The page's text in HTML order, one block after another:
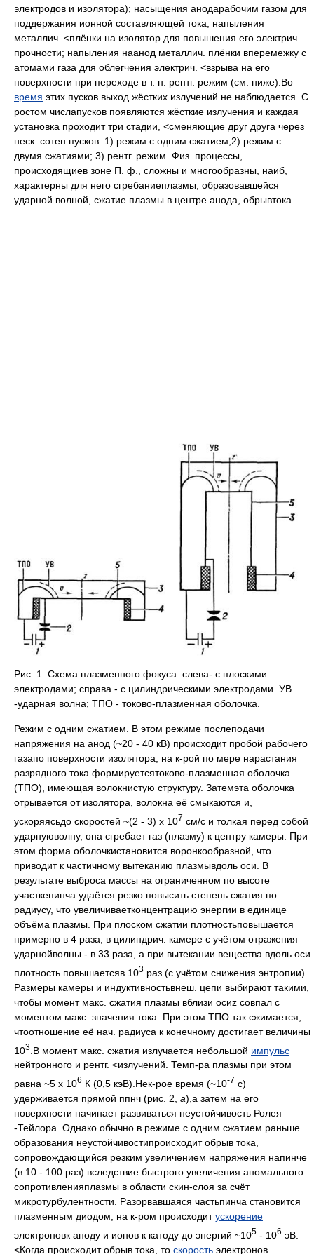
электродов и изолятора); насыщения анодарабочим газом для
поддержания ионной составляющей тока; напыления
металлич. <плёнки на изолятор для повышения его электрич.
прочности; напыления наанод металлич. плёнки вперемежку с
атомами газа для облегчения электрич. <взрыва на его
поверхности при переходе в т. н. рентг. режим (см. ниже).Во
время этих пусков выход жёстких излучений не наблюдается. С
ростом числапусков появляются жёсткие излучения и каждая
установка проходит три стадии, <сменяющие друг друга через
неск. сотен пусков: 1) режим с одним сжатием;2) режим с
двумя сжатиями; 3) рентг. режим. Физ. процессы,
происходящиев зоне П. ф., сложны и многообразны, наиб,
характерны для него сгребаниеплазмы, образовавшейся
ударной волной, сжатие плазмы в центре анода, обрывтока.
Рис. 1. Схема плазменного фокуса: слева- с плоскими
электродами; справа - с цилиндрическими электродами. УВ
-ударная волна; ТПО - токово-плазменная оболочка.
Режим с одним сжатием. В этом режиме послеподачи
напряжения на анод (~20 - 40 кВ) происходит пробой рабочего
газапо поверхности изолятора, на к-рой по мере нарастания
разрядного тока формируетсятоково-плазменная оболочка
(ТПО), имеющая волокнистую структуру. Затемэта оболочка
отрывается от изолятора, волокна её смыкаются и,
ускоряясьдо скоростей ~(2 - 3) х 107 см/с и толкая перед собой
ударнуюволну, она сгребает газ (плазму) к центру камеры. При
этом форма оболочкистановится воронкообразной, что
приводит к частичному вытеканию плазмывдоль оси. В
результате выброса массы на ограниченном по высоте
участкепинча удаётся резко повысить степень сжатия по
радиусу, что увеличиваетконцентрацию энергии в единице
объёма плазмы. При плоском сжатии плотностьповышается
примерно в 4 раза, в цилиндрич. камере с учётом отражения
ударнойволны - в 33 раза, а при вытекании вещества вдоль оси
плотность повышаетсяв 103 раз (с учётом снижения энтропии).
Размеры камеры и индуктивностьвнеш. цепи выбирают такими,
чтобы момент макс. сжатия плазмы вблизи осиz совпал с
моментом макс. значения тока. При этом ТПО так сжимается,
чтоотношение её нач. радиуса к конечному достигает величины
103 .В момент макс. сжатия излучается небольшой импульс
нейтронного и рентг. <излучений. Темп-pa плазмы при этом
равна ~5 х 106 К (0,5 кэВ).Нек-рое время (~10-7 с)
удерживается прямой ппнч (рис. 2, а),а затем на его
поверхности начинает развиваться неустойчивость Ролея
-Тейлора. Однако обычно в режиме с одним сжатием раньше
образования неустойчивостипроисходит обрыв тока,
сопровождающийся резким увеличением напряжения напинче
(в 10 - 100 раз) вследствие быстрого увеличения аномального
сопротивленияплазмы в области скин-слоя за счёт
микротурбулентности. Разорвавшаяся частьпинча становится
плазменным диодом, на к-ром происходитускорение
электроновк аноду и ионов к катоду до энергий ~105 - 106 эВ.
<Когда происходит обрыв тока, то скорость электронов